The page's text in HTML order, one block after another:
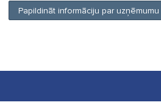
Papildināt informāciju par uzņēmumu